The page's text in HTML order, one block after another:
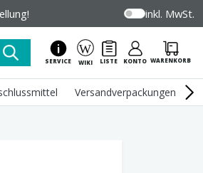
inkl. MwSt.
SERVICE WIKI LISTE KONTO WARENKORB
Versandverpackungen